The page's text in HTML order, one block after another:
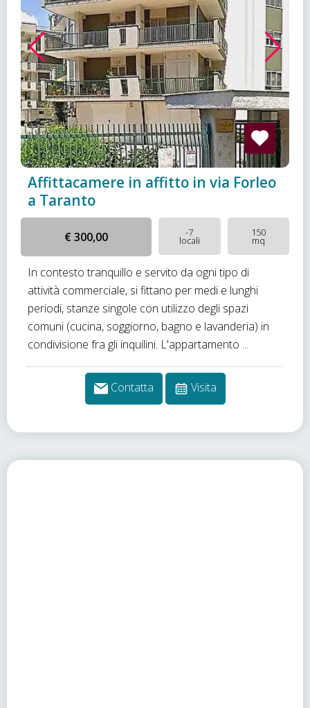
Affittacamere in affitto in via Forleo
a Taranto
€ 300,00 -7
locali
150
mq
In contesto tranquillo e servito da ogni tipo di
attività commerciale, si fittano per medi e lunghi
periodi, stanze singole con utilizzo degli spazi
comuni (cucina, soggiorno, bagno e lavanderia) in
condivisione fra gli inquilini. L'appartamento ...
Contatta Visita